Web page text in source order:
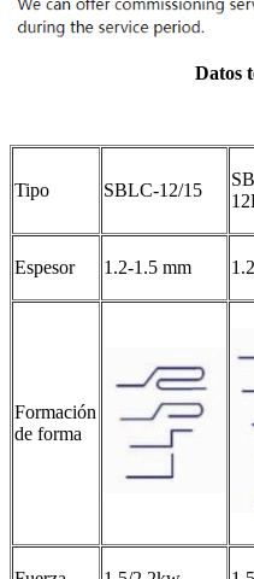
Datos
Tipo SBLC-12/15
Espesor 1.2-1.5 mm
Formación
de forma